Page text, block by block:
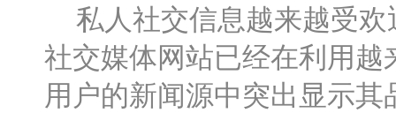
私人社交信息越来越受欢
社交媒体网站已经在利用
用户的新闻源中突出显示